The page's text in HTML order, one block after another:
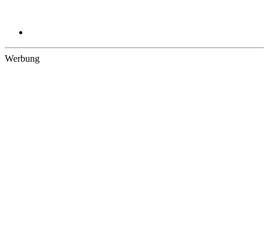
Werbung